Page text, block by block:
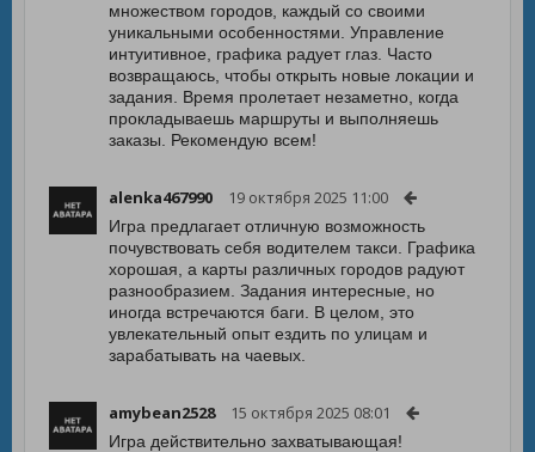
множеством городов, каждый со своими
уникальными особенностями. Управление
интуитивное, графика радует глаз. Часто
возвращаюсь, чтобы открыть новые локации и
задания. Время пролетает незаметно, когда
прокладываешь маршруты и выполняешь
заказы. Рекомендую всем!
alenka467990 19 октября 2025 11:00
Игра предлагает отличную возможность
почувствовать себя водителем такси. Графика
хорошая, а карты различных городов радуют
разнообразием. Задания интересные, но
иногда встречаются баги. В целом, это
увлекательный опыт ездить по улицам и
зарабатывать на чаевых.
amybean2528 15 октября 2025 08:01
Игра действительно захватывающая!